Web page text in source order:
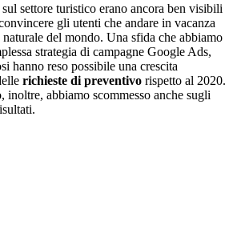
settore turistico erano ancora ben visibili
gli utenti che andare in vacanza
naturale del mondo. Una sfida che abbiamo
strategia di campagne Google Ads,
hanno reso possibile una crescita
richieste di preventivo rispetto al 2020.
inoltre, abbiamo scommesso anche sugli